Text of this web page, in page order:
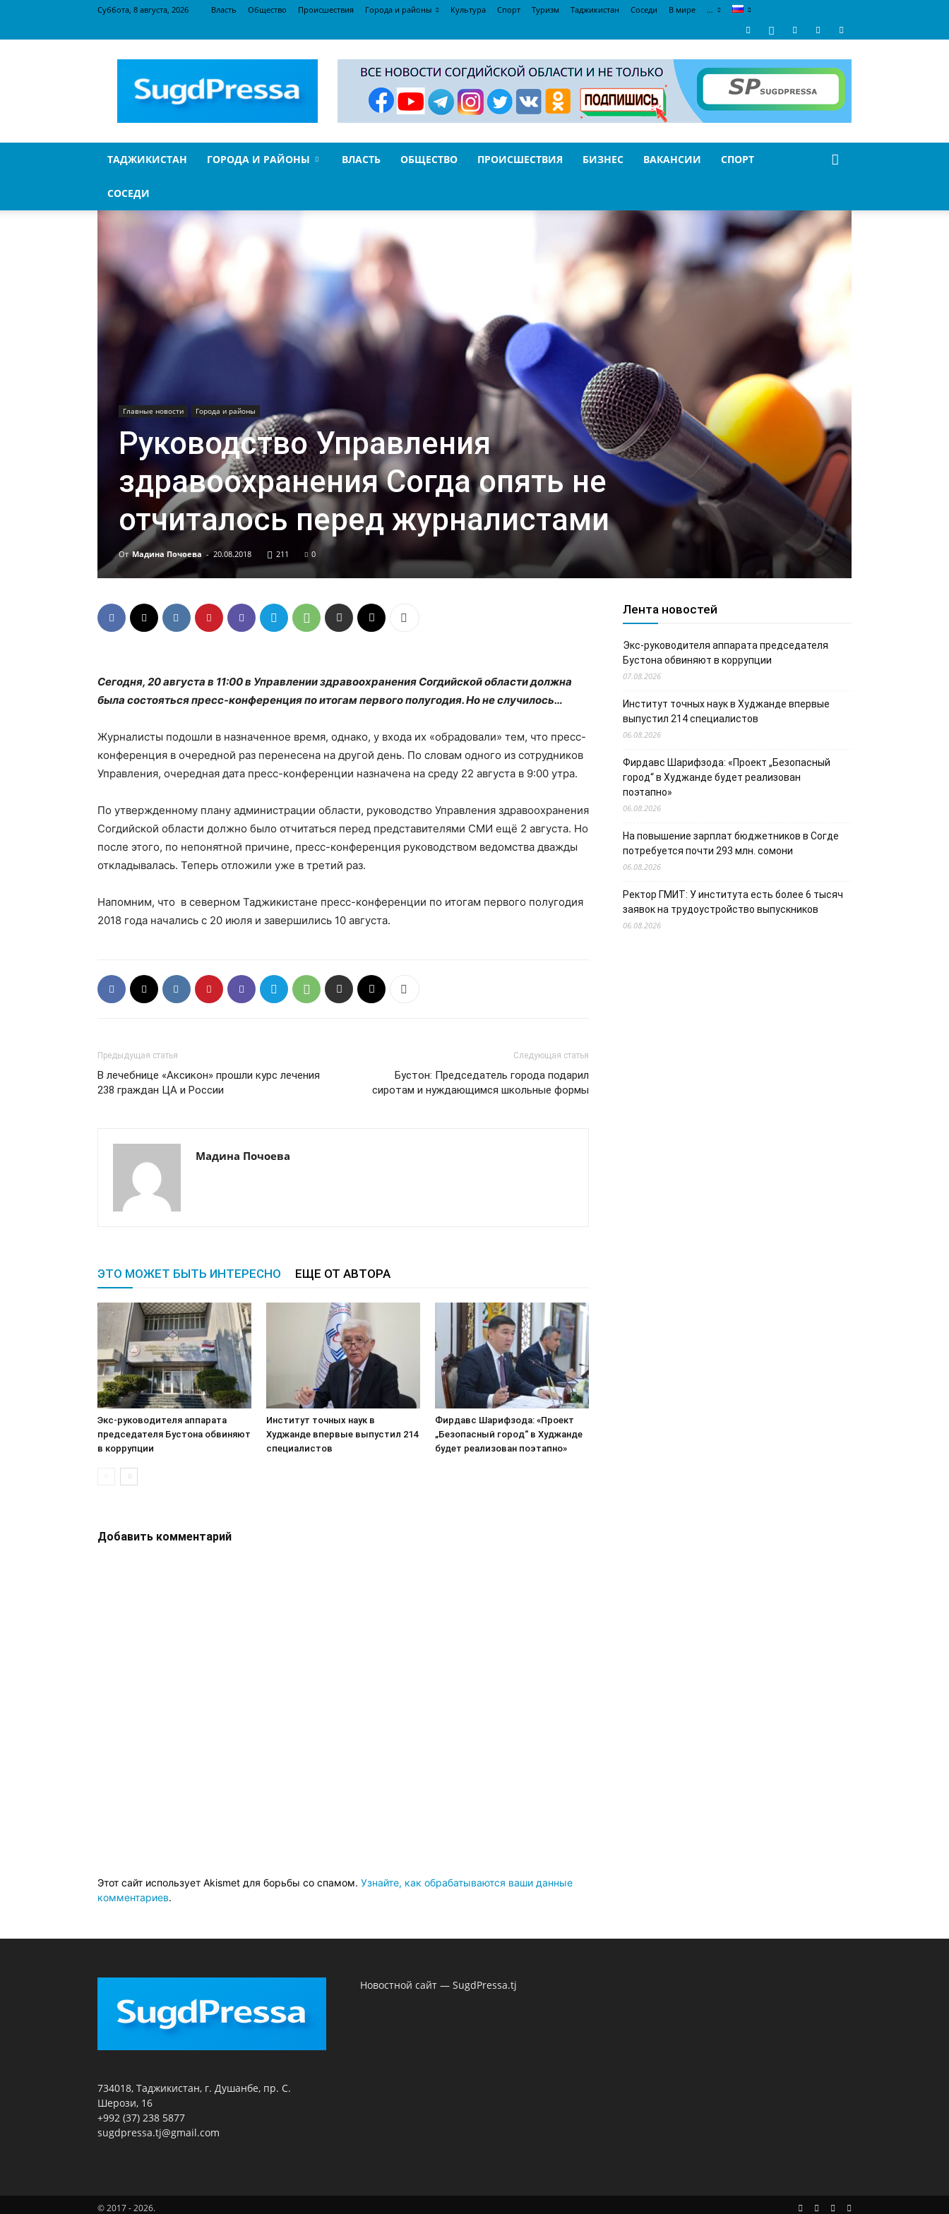
Суббота, 8 августа, 2026 Власть Общество Происшествия Города и районы Культура Спорт Туризм Таджикистан Соседи В мире …
ТАДЖИКИСТАН ГОРОДА И РАЙОНЫ ВЛАСТЬ ОБЩЕСТВО ПРОИСШЕСТВИЯ БИЗНЕС ВАКАНСИИ СПОРТ
СОСЕДИ
Главные новости Города и районы
Руководство Управления
здравоохранения Согда опять не
отчиталось перед журналистами
От Мадина Почоева - 20.08.2018 211 0
Сегодня, 20 августа в 11:00 в Управлении здравоохранения Согдийской области должна
была состояться пресс-конференция по итогам первого полугодия. Но не случилось…
Журналисты подошли в назначенное время, однако, у входа их «обрадовали» тем, что пресс-
конференция в очередной раз перенесена на другой день. По словам одного из сотрудников
Управления, очередная дата пресс-конференции назначена на среду 22 августа в 9:00 утра.
По утвержденному плану администрации области, руководство Управления здравоохранения
Согдийской области должно было отчитаться перед представителями СМИ ещё 2 августа. Но
после этого, по непонятной причине, пресс-конференция руководством ведомства дважды
откладывалась. Теперь отложили уже в третий раз.
Напомним, что в северном Таджикистане пресс-конференции по итогам первого полугодия
2018 года начались с 20 июля и завершились 10 августа.
Предыдущая статья
В лечебнице «Аксикон» прошли курс лечения
238 граждан ЦА и России
Следующая статья
Бустон: Председатель города подарил
сиротам и нуждающимся школьные формы
Мадина Почоева
ЭТО МОЖЕТ БЫТЬ ИНТЕРЕСНО ЕЩЕ ОТ АВТОРА
Экс-руководителя аппарата
председателя Бустона обвиняют
в коррупции
Институт точных наук в
Худжанде впервые выпустил 214
специалистов
Фирдавс Шарифзода: «Проект
„Безопасный город“ в Худжанде
будет реализован поэтапно»
Добавить комментарий
Этот сайт использует Akismet для борьбы со спамом. Узнайте, как обрабатываются ваши данные
комментариев.
Лента новостей
Экс-руководителя аппарата председателя
Бустона обвиняют в коррупции
07.08.2026
Институт точных наук в Худжанде впервые
выпустил 214 специалистов
06.08.2026
Фирдавс Шарифзода: «Проект „Безопасный
город“ в Худжанде будет реализован
поэтапно»
06.08.2026
На повышение зарплат бюджетников в Согде
потребуется почти 293 млн. сомони
06.08.2026
Ректор ГМИТ: У института есть более 6 тысяч
заявок на трудоустройство выпускников
06.08.2026
734018, Таджикистан, г. Душанбе, пр. С.
Шерози, 16
+992 (37) 238 5877
sugdpressa.tj@gmail.com
Новостной сайт — SugdPressa.tj
© 2017 - 2026.